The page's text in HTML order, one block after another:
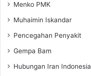
Menko PMK
Muhaimin Iskandar
Pencegahan Penyakit
Gempa Bam
Hubungan Iran Indonesia